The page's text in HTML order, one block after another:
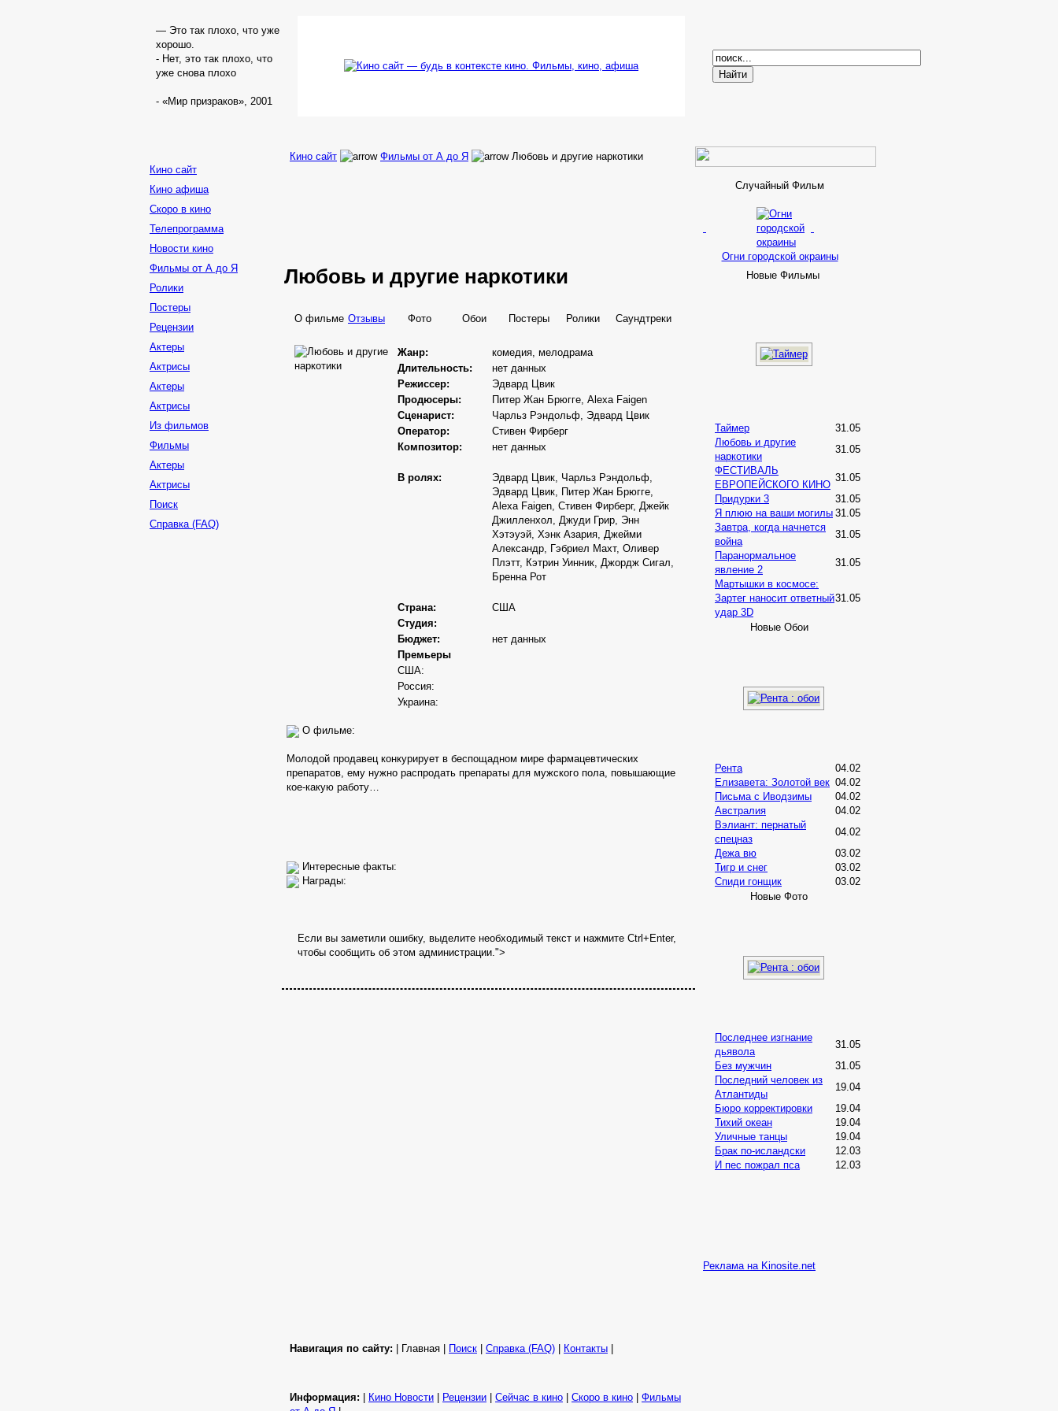
— Это так плохо, что уже
хорошо.
- Нет, это так плохо, что
уже снова плохо
- «Мир призраков», 2001
Кино сайт
Кино афиша
Скоро в кино
Телепрограмма
Новости кино
Фильмы от А до Я
Ролики
Постеры
Рецензии
Актеры
Актрисы
Актеры
Актрисы
Из фильмов
Фильмы
Актеры
Актрисы
Поиск
Справка (FAQ)
Кино сайт Фильмы от А до Я Любовь и другие наркотики
Любовь и другие наркотики
О фильме Отзывы Фото Обои Постеры Ролики Саундтреки
Жанр:
комедия, мелодрама
Длительность:
нет данных
Режиссер:
Эдвард Цвик
Продюсеры:
Питер Жан Брюгге, Alexa Faigen
Сценарист:
Чарльз Рэндольф, Эдвард Цвик
Оператор:
Стивен Фирберг
Композитор:
нет данных
В ролях:
Эдвард Цвик, Чарльз Рэндольф,
Эдвард Цвик, Питер Жан Брюгге,
Alexa Faigen, Стивен Фирберг, Джейк
Джилленхол, Джуди Грир, Энн
Хэтэуэй, Хэнк Азария, Джейми
Александр, Гэбриел Махт, Оливер
Плэтт, Кэтрин Уинник, Джордж Сигал,
Бренна Рот
Страна:
США
Студия:
Бюджет:
нет данных
Премьеры
США:
Россия:
Украина:
О фильме:
Молодой продавец конкурирует в беспощадном мире фармацевтических
препаратов, ему нужно распродать препараты для мужского пола, повышающие
кое-какую работу…
Интересные факты:
Награды:
Если вы заметили ошибку, выделите необходимый текст и нажмите Ctrl+Enter,
чтобы сообщить об этом администрации.">
Случайный Фильм
Огни городской окраины
Новые Фильмы
Таймер
31.05
Любовь и другие
наркотики
31.05
ФЕСТИВАЛЬ
ЕВРОПЕЙСКОГО КИНО
31.05
Придурки 3
31.05
Я плюю на ваши могилы 31.05
Завтра, когда начнется
война
31.05
Паранормальное
явление 2
31.05
Мартышки в космосе:
Зартег наносит ответный
удар 3D
31.05
Новые Обои
Рента
04.02
Елизавета: Золотой век 04.02
Письма с Иводзимы
04.02
Австралия
04.02
Вэлиант: пернатый
спецназ
04.02
Дежа вю
03.02
Тигр и снег
03.02
Спиди гонщик
03.02
Новые Фото
Последнее изгнание
дьявола
31.05
Без мужчин
31.05
Последний человек из
Атлантиды
19.04
Бюро корректировки
19.04
Тихий океан
19.04
Уличные танцы
19.04
Брак по-исландски
12.03
И пес пожрал пса
12.03
Реклама на Kinosite.net
Навигация по сайту: | Главная | Поиск Справка (FAQ) Контакты
Информация: Кино Новости Рецензии Сейчас в кино Скоро в кино
Фильмы